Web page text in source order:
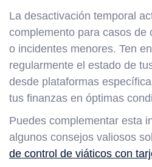
La desactivación temporal
complemento para casos de
o incidentes menores. Ten
regularmente el estado de
desde plataformas
tus finanzas en óptimas
Puedes complementar esta
algunos consejos valiosos
de control de viáticos con